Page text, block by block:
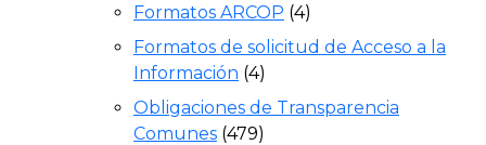
Formatos ARCOP (4)
Formatos de solicitud de Acceso a la
Información (4)
Obligaciones de Transparencia
Comunes (479)